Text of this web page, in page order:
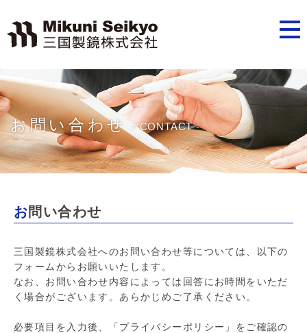
お問い合わせ - CONTACT -
お問い合わせ
三国製鏡株式会社へのお問い合わせ等については、以下の
フォームからお願いいたします。
なお、お問い合わせ内容によっては回答にお時間をいただ
く場合がございます。あらかじめご了承ください。
必要項目を入力後、「プライバシーポリシー」をご確認の